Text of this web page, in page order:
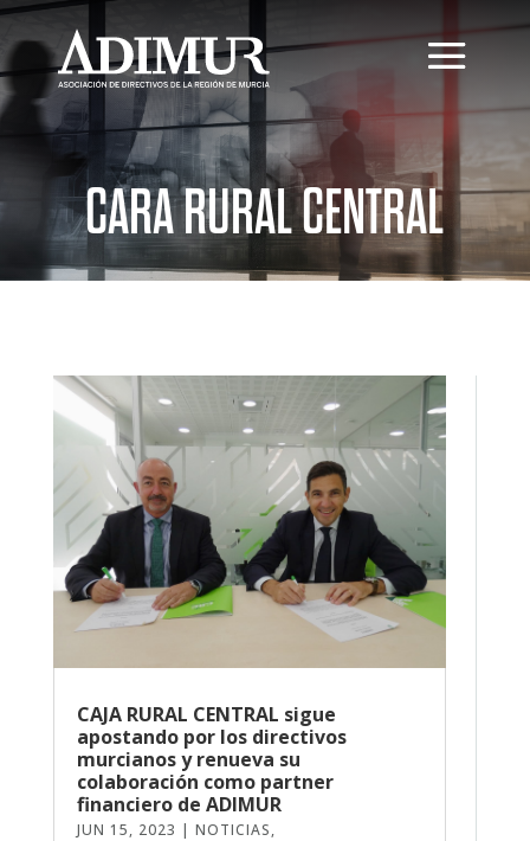
CARA RURAL CENTRAL
CAJA RURAL CENTRAL sigue
apostando por los directivos
murcianos y renueva su
colaboración como partner
financiero de ADIMUR
JUN 15, 2023 | NOTICIAS,